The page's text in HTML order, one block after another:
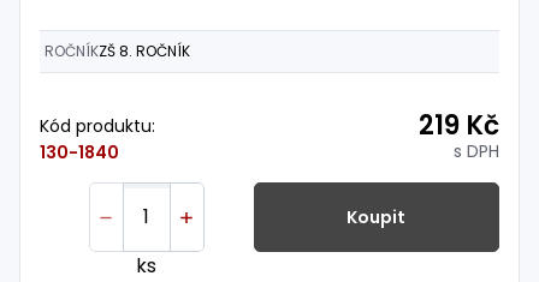
ROČNÍKZŠ 8. ROČNÍK
Kód produktu:
130-1840
219 Kč
s DPH
ks
Koupit